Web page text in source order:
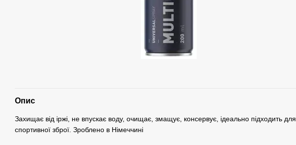
Опис
Захищає від іржі, не впускає воду, очищає, змащує, консервує, ідеально підходить для
спортивної зброї. Зроблено в Німеччині